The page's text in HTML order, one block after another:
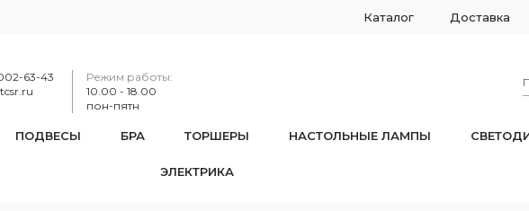
Каталог Доставка
63-43
Режим работы:
10.00 - 18.00
пон-пятн
ПОДВЕСЫ БРА ТОРШЕРЫ НАСТОЛЬНЫЕ ЛАМПЫ
ЭЛЕКТРИКА